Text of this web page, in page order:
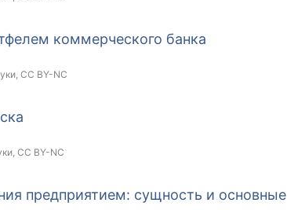
коммерческого банка
CC BY-NC
CC BY-NC
предприятием: сущность и основные